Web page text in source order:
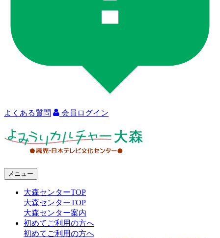
よくある質問 会員ログイン
メニュー
大森センターTOP
大森センターTOP
大森センター案内
初めてご利用の方へ
初めてご利用の方へ